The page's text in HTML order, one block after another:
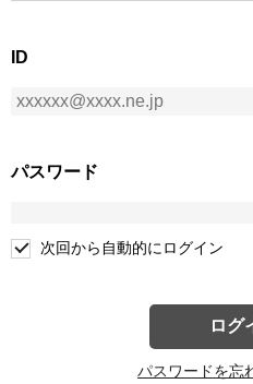
ID
パスワード
次回から自動的にログイン
ログ
パスワードを忘